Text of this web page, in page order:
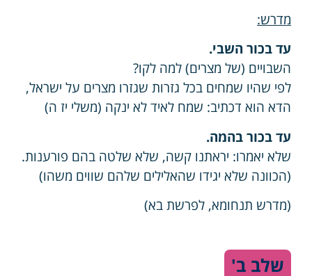
מדרש:
עד בכור השבי.
השבויים (של מצרים) למה לקו?
לפי שהיו שמחים בכל גזרות שגזרו מצרים על ישראל,
הדא הוא דכתיב: שמח לאיד לא ינקה (משלי יז ה)
עד בכור בהמה.
שלא יאמרו: יראתנו קשה, שלא שלטה בהם פורענות.
(הכוונה שלא יגידו שהאלילים שלהם שווים משהו)
(מדרש תנחומא, לפרשת בא)
שלב ב'